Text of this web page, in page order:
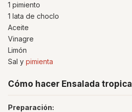
1 pimiento
1 lata de choclo
Aceite
Vinagre
Limón
Sal y pimienta
Cómo hacer Ensalada tropical
Preparación: